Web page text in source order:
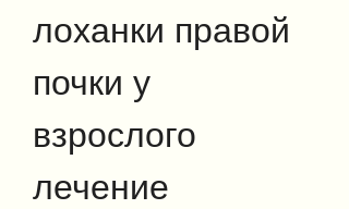
лоханки правой
почки у
взрослого
лечение